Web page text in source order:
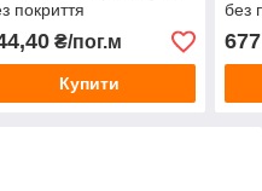
покриття
₴/пог.м
Купити
без